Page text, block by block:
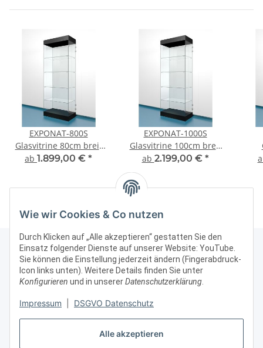
Alle akzeptieren
Wie wir Cookies & Co nutzen
Durch Klicken auf „Alle akzeptieren“ gestatten Sie den
Einsatz folgender Dienste auf unserer Website: YouTube.
Sie können die Einstellung jederzeit ändern (Fingerabdruck-
Icon links unten). Weitere Details finden Sie unter
Konfigurieren und in unsererDatenschutzerklärung.
Impressum DSGVO Datenschutz
EXPONAT-800S
Glasvitrine 80cm breit
staubdicht mit Sockel
ab 1.899,00 € *
EXPONAT-1000S
Glasvitrine 100cm breit
staubdicht mit Sockel
ab 2.199,00 € *
Kontakt & Rechtliches
Weitere Informationen